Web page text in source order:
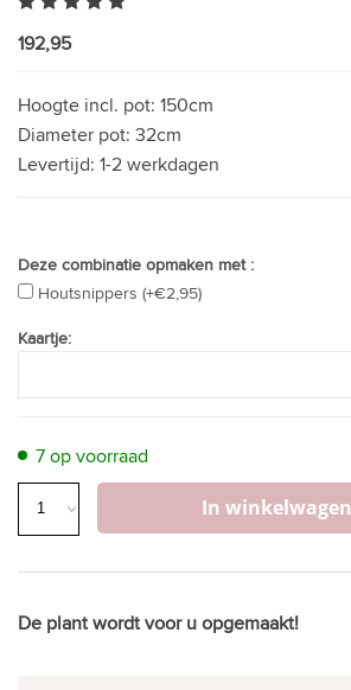
192,95
Hoogte incl. pot: 150cm
Diameter pot: 32cm
Levertijd: 1-2 werkdagen
Deze combinatie opmaken met :
Houtsnippers (+€2,95)
Kaartje:
7 op voorraad
In winkelwagen
De plant wordt voor u opgemaakt!